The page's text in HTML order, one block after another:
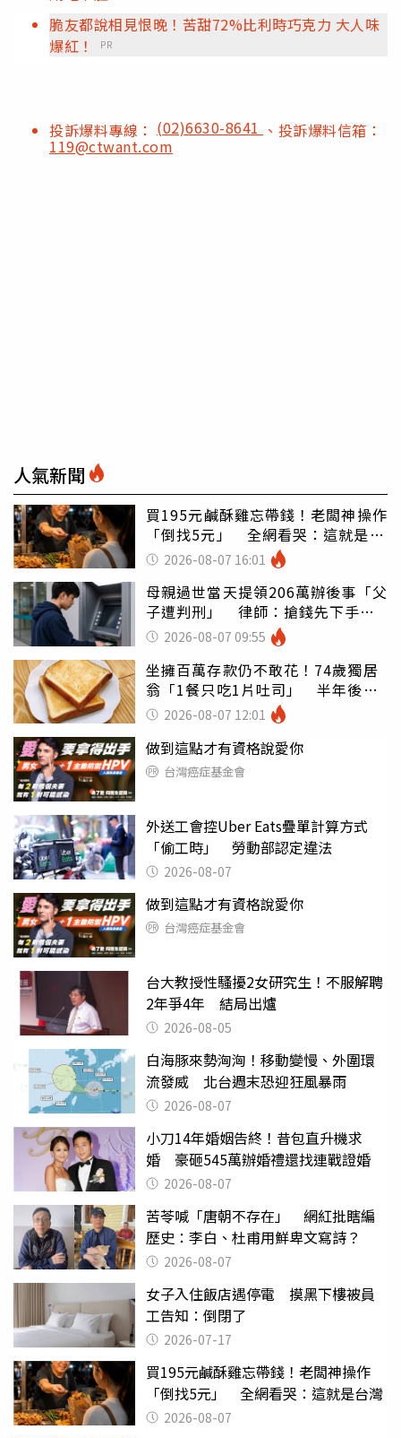
脆友都說相見恨晚！苦甜72%比利時巧克力 大人味
爆紅！
PR
投訴爆料專線： (02)6630-8641 、投訴爆料信箱：
119@ctwant.com
人氣新聞
買195元鹹酥雞忘帶錢！老闆神操作
「倒找5元」 全網看哭：這就是台
灣 2026-08-07 16:01
母親過世當天提領206萬辦後事「父
子遭判刑」 律師：搶錢先下手是
罪 2026-08-07 09:55
坐擁百萬存款仍不敢花！74歲獨居
翁「1餐只吃1片吐司」 半年後暴
瘦嚇壞女兒
2026-08-07 12:01
做到這點才有資格說愛你
台灣癌症基金會
外送工會控Uber Eats疊單計算方式
「偷工時」 勞動部認定違法
2026-08-07
做到這點才有資格說愛你
台灣癌症基金會
台大教授性騷擾2女研究生！不服解聘
2年爭4年 結局出爐
2026-08-05
白海豚來勢洶洶！移動變慢、外圍環
流發威 北台週末恐迎狂風暴雨
2026-08-07
小刀14年婚姻告終！昔包直升機求
婚 豪砸545萬辦婚禮還找連戰證婚
2026-08-07
苦苓喊「唐朝不存在」 網紅批瞎編
歷史：李白、杜甫用鮮卑文寫詩？
2026-08-07
女子入住飯店遇停電 摸黑下樓被員
工告知：倒閉了
2026-07-17
買195元鹹酥雞忘帶錢！老闆神操作
「倒找5元」 全網看哭：這就是台灣
2026-08-07